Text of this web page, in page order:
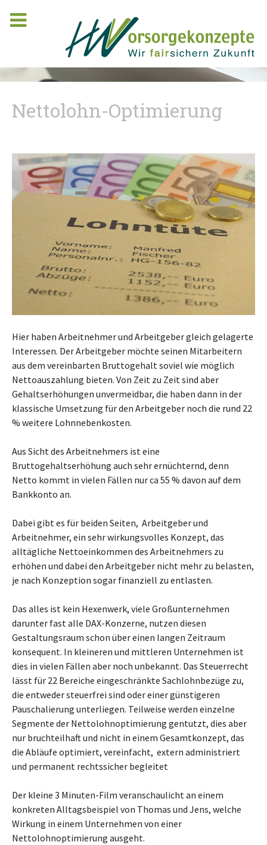
Nettolohn-Optimierung
Hier haben Arbeitnehmer und Arbeitgeber gleich gelagerte
Interessen. Der Arbeitgeber möchte seinen Mitarbeitern
aus dem vereinbarten Bruttogehalt soviel wie möglich
Nettoauszahlung bieten. Von Zeit zu Zeit sind aber
Gehaltserhöhungen unvermeidbar, die haben dann in der
klassische Umsetzung für den Arbeitgeber noch die rund 22
% weitere Lohnnebenkosten.
Aus Sicht des Arbeitnehmers ist eine
Bruttogehaltserhöhung auch sehr ernüchternd, denn
Netto kommt in vielen Fällen nur ca 55 % davon auf dem
Bankkonto an.
Dabei gibt es für beiden Seiten, Arbeitgeber und
Arbeitnehmer, ein sehr wirkungsvolles Konzept, das
alltägliche Nettoeinkommen des Arbeitnehmers zu
erhöhen und dabei den Arbeitgeber nicht mehr zu belasten,
je nach Konzeption sogar finanziell zu entlasten.
Das alles ist kein Hexenwerk, viele Großunternehmen
darunter fast alle DAX-Konzerne, nutzen diesen
Gestaltungsraum schon über einen langen Zeitraum
konsequent. In kleineren und mittleren Unternehmen ist
dies in vielen Fällen aber noch unbekannt. Das Steuerrecht
lässt für 22 Bereiche eingeschränkte Sachlohnbezüge zu,
die entweder steuerfrei sind oder einer günstigeren
Pauschalierung unterliegen. Teilweise werden einzelne
Segmente der Nettolohnoptimierung gentutzt, dies aber
nur bruchteilhaft und nicht in einem Gesamtkonzept, das
die Abläufe optimiert, vereinfacht, extern administriert
und permanent rechtssicher begleitet
Der kleine 3 Minuten-Film veranschaulicht an einem
konkreten Alltagsbeispiel von Thomas und Jens, welche
Wirkung in einem Unternehmen von einer
Nettolohnoptimierung ausgeht.